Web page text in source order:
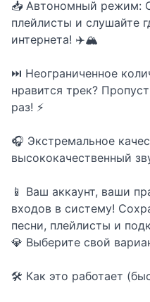
📥 Автономный режим:
плейлисты и слушайте
интернета! ✈️🏔️
⏭️ Неограниченное
нравится трек?
раз! ⚡
🎧 Экстремальное
высококачественный
📱 Ваш аккаунт, ваши
входов в систему!
песни, плейлисты и
💎 Выберите свой
🛠️ Как это работает